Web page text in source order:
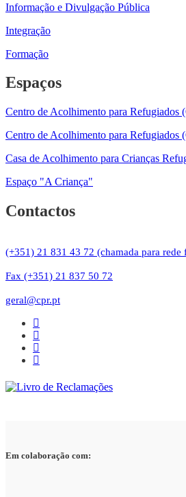
Informação e Divulgação Pública
Integração
Formação
Espaços
Centro de Acolhimento para Refugiados
Centro de Acolhimento para Refugiados
Casa de Acolhimento para Crianças
Espaço "A Criança"
Contactos
(+351) 21 831 43 72 (chamada para rede
Fax (+351) 21 837 50 72
geral@cpr.pt
Em colaboração com: